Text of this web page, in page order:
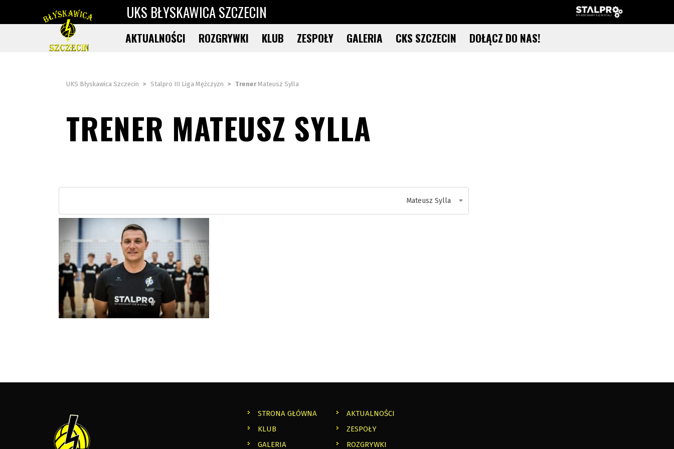
UKS BŁYSKAWICA SZCZECIN
AKTUALNOŚCI ROZGRYWKI KLUB ZESPOŁY GALERIA CKS SZCZECIN DOŁĄCZ DO NAS!
UKS Błyskawica Szczecin > Stalpro III Liga Mężczyzn > TrenerMateusz Sylla
TRENER MATEUSZ SYLLA
Mateusz Sylla
STRONA GŁÓWNA
AKTUALNOŚCI
KLUB
ZESPOŁY
GALERIA
ROZGRYWKI